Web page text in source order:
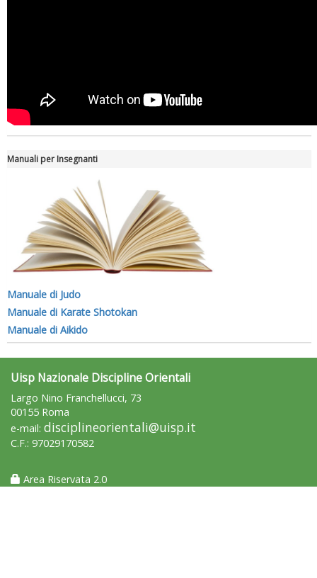
Manuali per Insegnanti
Manuale di Judo
Manuale di Karate Shotokan
Manuale di Aikido
Uisp Nazionale Discipline Orientali
Largo Nino Franchellucci, 73
00155 Roma
e-mail: disciplineorientali@uisp.it
C.F.: 97029170582
Area Riservata 2.0